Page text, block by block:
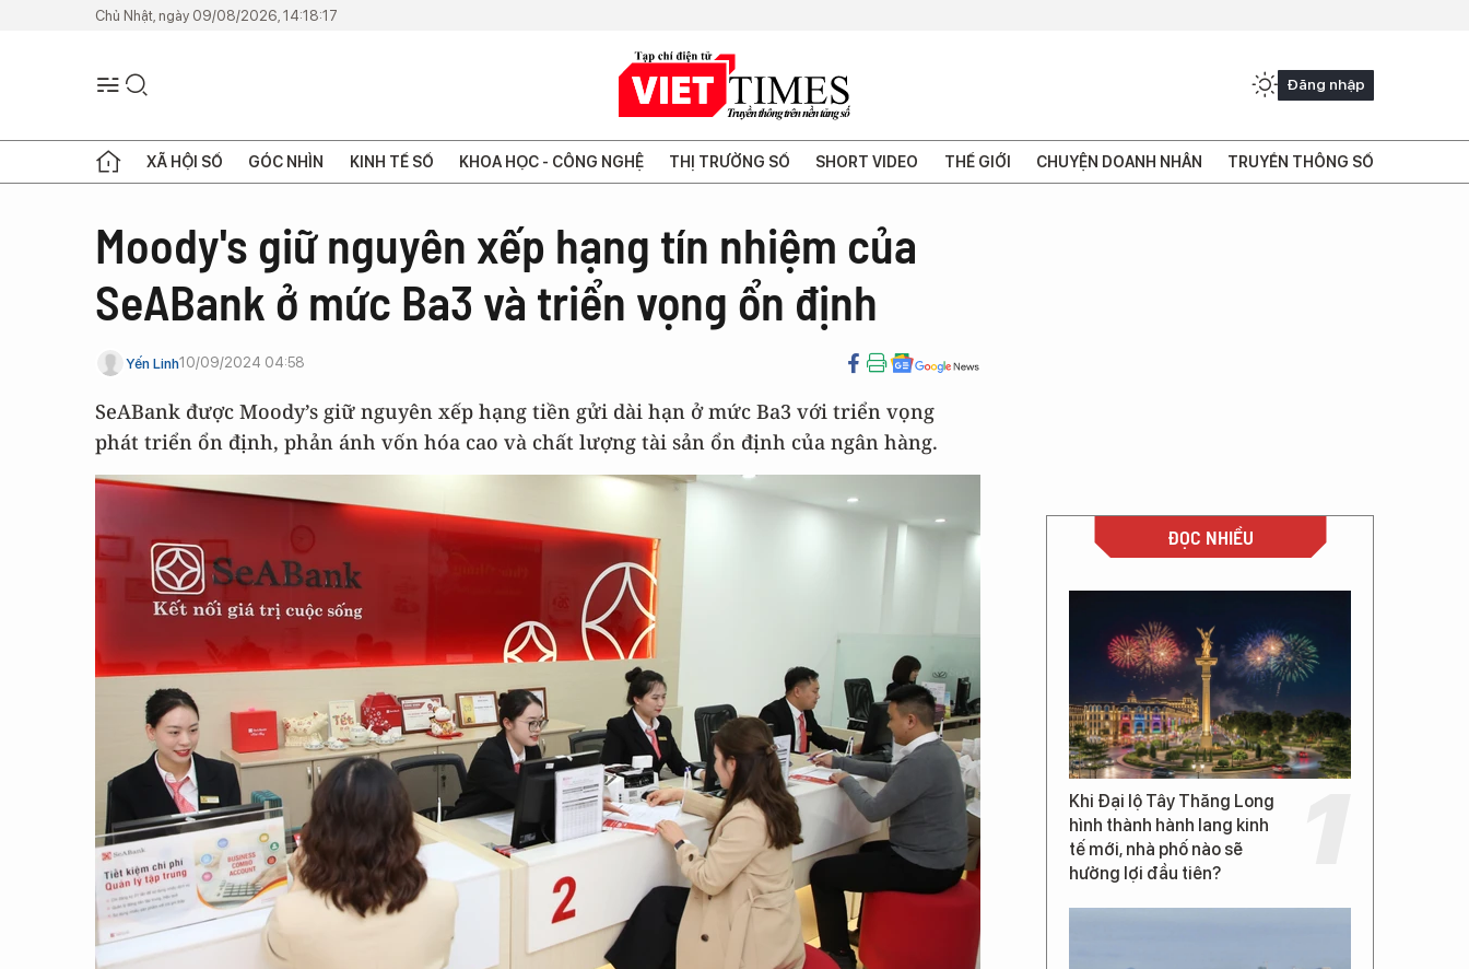
Chủ Nhật, ngày 09/08/2026, 14:18:17
Đăng nhập
XÃ HỘI SỐ GÓC NHÌN KINH TẾ SỐ KHOA HỌC - CÔNG NGHỆ THỊ TRƯỜNG SỐ SHORT VIDEO THẾ GIỚI CHUYỆN DOANH NHÂN TRUYỀN THÔNG SỐ
Moody's giữ nguyên xếp hạng tín nhiệm của
SeABank ở mức Ba3 và triển vọng ổn định
Yến Linh10/09/2024 04:58
SeABank được Moody’s giữ nguyên xếp hạng tiền gửi dài hạn ở mức Ba3 với triển vọng
phát triển ổn định, phản ánh vốn hóa cao và chất lượng tài sản ổn định của ngân hàng.
ĐỌC NHIỀU
Khi Đại lộ Tây Thăng Long
hình thành hành lang kinh
tế mới, nhà phố nào sẽ
hưởng lợi đầu tiên?